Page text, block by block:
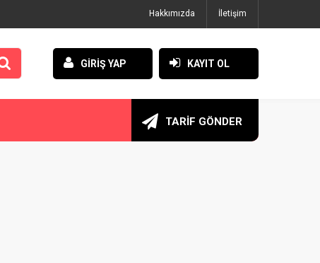
Hakkımızda İletişim
GİRİŞ YAP KAYIT OL
TARİF GÖNDER